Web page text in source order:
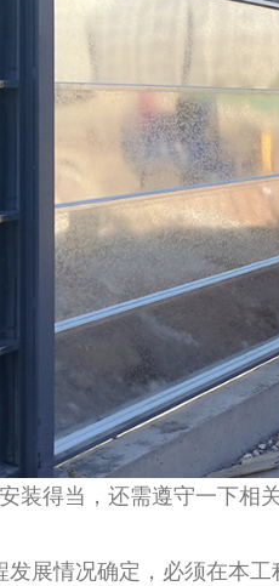
装得当，还需遵守一下相
发展情况确定，必须在本